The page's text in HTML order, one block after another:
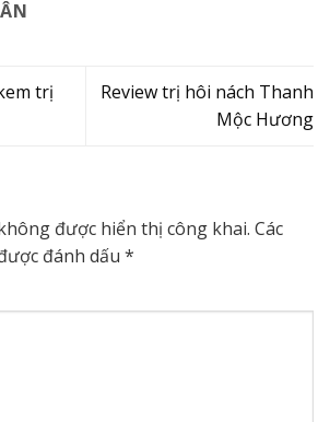
trị
Review trị hôi nách Thanh
Mộc Hương
được hiển thị công khai. Các
đánh dấu *